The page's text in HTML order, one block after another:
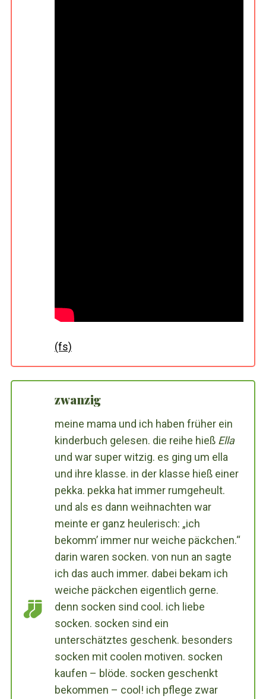
(fs)
zwanzig
meine mama und ich haben früher ein
kinderbuch gelesen. die reihe hieß Ella
und war super witzig. es ging um ella
und ihre klasse. in der klasse hieß einer
pekka. pekka hat immer rumgeheult.
und als es dann weihnachten war
meinte er ganz heulerisch: „ich
bekomm’ immer nur weiche päckchen.“
darin waren socken. von nun an sagte
ich das auch immer. dabei bekam ich
weiche päckchen eigentlich gerne.
denn socken sind cool. ich liebe
socken. socken sind ein
unterschätztes geschenk. besonders
socken mit coolen motiven. socken
kaufen – blöde. socken geschenkt
bekommen – cool! ich pflege zwar